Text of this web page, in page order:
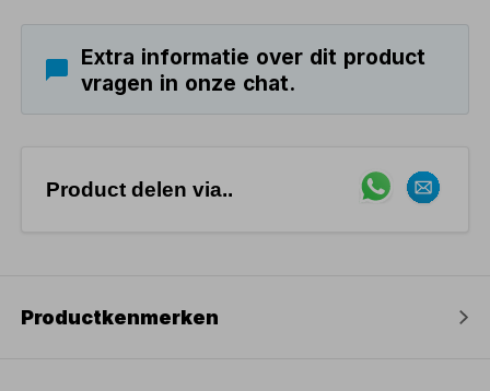
Extra informatie over dit product
vragen in onze chat.
Product delen via..
Productkenmerken